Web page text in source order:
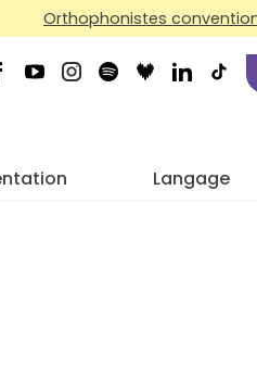
Orthophonistes
Langage